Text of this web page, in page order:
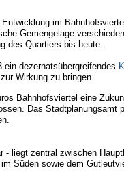
im
Gemengelage
des Quartiers bis heute.
dezernatsübergreifendes
Wirkung zu bringen.
Bahnhofsviertel eine
Das Stadtplanungsamt
- liegt zentral zwischen
Süden sowie dem